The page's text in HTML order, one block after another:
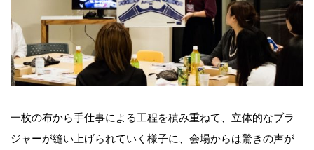
一枚の布から手仕事による工程を積み重ねて、立体的なブラ
ジャーが縫い上げられていく様子に、会場からは驚きの声が